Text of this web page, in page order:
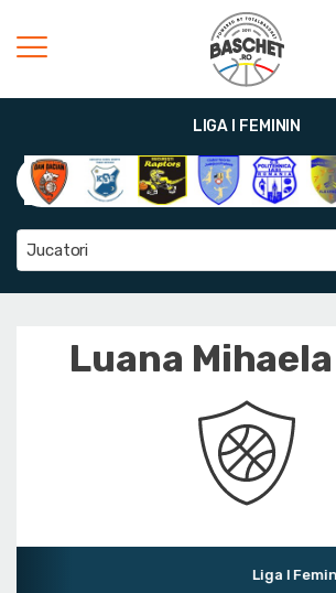
LIGA I FEMININ
Jucatori
Luana
Liga I